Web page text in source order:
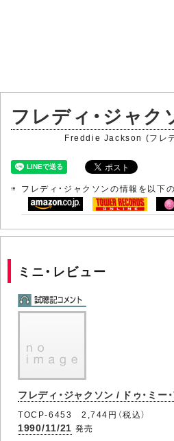
フレディ・ジャク
Freddie Jackson (フレ
フレディ・ジャクソンの情報を以下
ミニ・レビュー
フレディ・ジャクソン / ドゥ・ミー
TOCP-6453 2,744円（税込）
1990/11/21 発売